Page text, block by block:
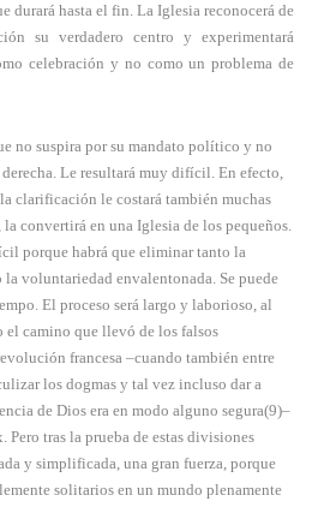
durará hasta el fin. La Iglesia reconocerá de
su verdadero centro y experimentará
celebración y no como un problema de
no suspira por su mandato político y no
Le resultará muy difícil. En efecto,
clarificación le costará también muchas
la convertirá en una Iglesia de los pequeños.
porque habrá que eliminar tanto la
la voluntariedad envalentonada. Se puede
El proceso será largo y laborioso, al
camino que llevó de los falsos
francesa –cuando también entre
los dogmas y tal vez incluso dar a
de Dios era en modo alguno segura(9)–
tras la prueba de estas divisiones
y simplificada, una gran fuerza, porque
solitarios en un mundo plenamente